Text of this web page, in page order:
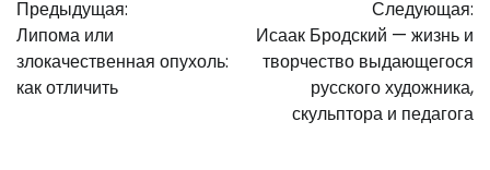
по
записям
Предыдущая:
Липома или
злокачественная опухоль:
как отличить
Следующая:
Исаак Бродский — жизнь и
творчество выдающегося
русского художника,
скульптора и педагога